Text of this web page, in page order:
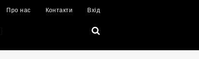
Про нас Контакти Вхід